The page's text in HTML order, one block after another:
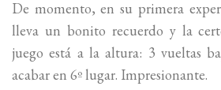
De momento, en su primera
lleva un bonito recuerdo y la
juego está a la altura: 3 vueltas
acabar en 6º lugar. Impresionante.